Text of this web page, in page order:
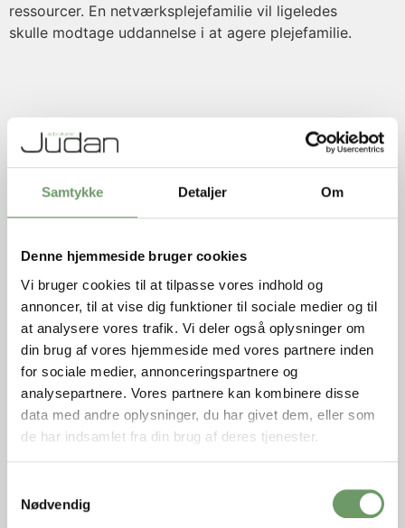
Samtykke Detaljer Om
Denne hjemmeside bruger cookies
Vi bruger cookies til at tilpasse vores indhold og
annoncer, til at vise dig funktioner til sociale medier og til
at analysere vores trafik. Vi deler også oplysninger om
din brug af vores hjemmeside med vores partnere inden
for sociale medier, annonceringspartnere og
analysepartnere. Vores partnere kan kombinere disse
data med andre oplysninger, du har givet dem, eller som
de har indsamlet fra din brug af deres tjenester.
Nødvendig
ressourcer. En netværksplejefamilie vil ligeledes
skulle modtage uddannelse i at agere plejefamilie.
Skal dit barn i
netværksplejefamilie?
hjemgivet eller om du har brug for rådgivning i
forhold til at finde en netværksplejefamilie, så
har du ret til gratis advokathjælp. Du har
ligeledes ret til at vælge præcis den advokat,
som du ønsker dig. Hvis dit barn står og skal i
netværksplejefamilie, så kan vi hos Judan
Advokater hjælpe dig.
Kontakt os på telefon og få hjælp nu.
Bliv kontaktet af en advokat
Udfyld formularen og bliv kontaktet af en af vores